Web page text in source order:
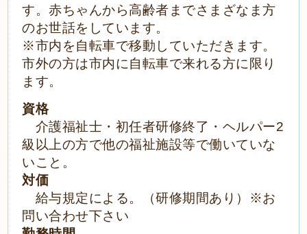
す。赤ちゃんから高齢者までさまざなま方
のお世話をしています。
※市内を自転車で移動していただきます。
市外の方は市内に自転車で来れる方に限り
ます。
資格
介護福祉士・初任者研修終了・ヘルパー2
級以上の方で他の福祉施設等で働いていな
いこと。
対価
給与規定による。（研修期間あり）※お
問い合わせ下さい